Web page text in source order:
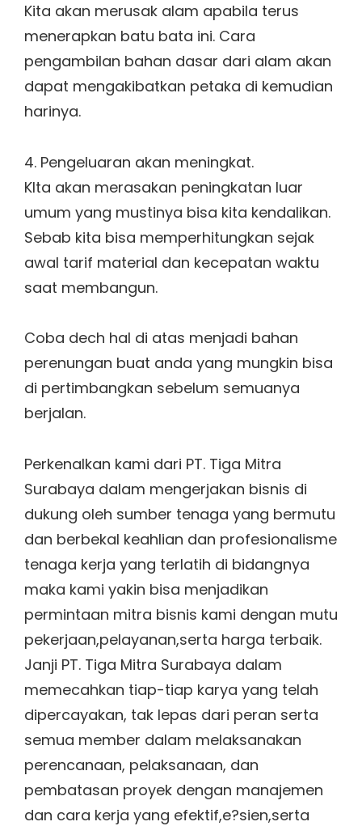
Kita akan merusak alam apabila terus
menerapkan batu bata ini. Cara
pengambilan bahan dasar dari alam akan
dapat mengakibatkan petaka di kemudian
harinya.
4. Pengeluaran akan meningkat.
KIta akan merasakan peningkatan luar
umum yang mustinya bisa kita kendalikan.
Sebab kita bisa memperhitungkan sejak
awal tarif material dan kecepatan waktu
saat membangun.
Coba dech hal di atas menjadi bahan
perenungan buat anda yang mungkin bisa
di pertimbangkan sebelum semuanya
berjalan.
Perkenalkan kami dari PT. Tiga Mitra
Surabaya dalam mengerjakan bisnis di
dukung oleh sumber tenaga yang bermutu
dan berbekal keahlian dan profesionalisme
tenaga kerja yang terlatih di bidangnya
maka kami yakin bisa menjadikan
permintaan mitra bisnis kami dengan mutu
pekerjaan,pelayanan,serta harga terbaik.
Janji PT. Tiga Mitra Surabaya dalam
memecahkan tiap-tiap karya yang telah
dipercayakan, tak lepas dari peran serta
semua member dalam melaksanakan
perencanaan, pelaksanaan, dan
pembatasan proyek dengan manajemen
dan cara kerja yang efektif,e?sien,serta